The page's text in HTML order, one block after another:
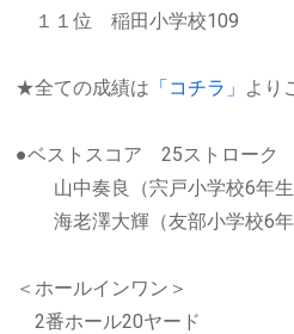
１１位 稲田小学校109
★全ての成績は 「コチラ」 より
●ベストスコア 25ストローク
山中奏良（宍戸小学校6年生
海老澤大輝（友部小学校6年
＜ホールインワン＞
2番ホール20ヤード